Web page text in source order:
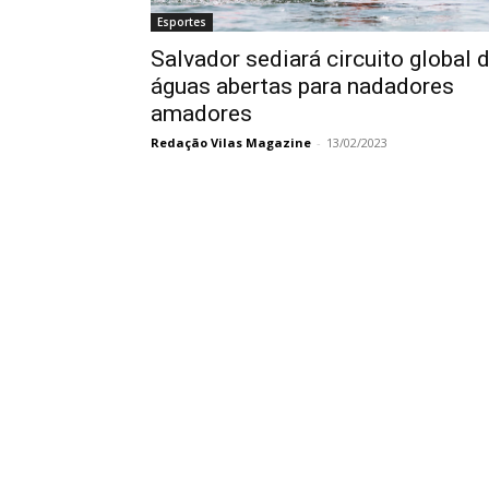
Esportes
Salvador sediará circuito global
águas abertas para nadadores
amadores
Redação Vilas Magazine - 13/02/2023